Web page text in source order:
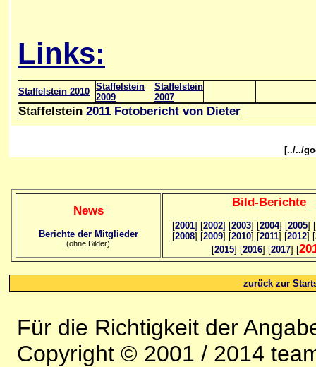
Links:
Staffelstein 2010 Staffelstein
2009
Staffelstein
2007
Staffelstein 2011 Fotobericht von Dieter
[../../
News
Berichte der Mitglieder
(ohne Bilder)
Bild-Berichte
[2001] [2002] [2003] [2004] [2005] [
[2008] [2009] [2010] [2011] [2012] [
[2015] [2016] [2017] [
zurück zur
Für die Richtigkeit der
Copyright © 2001 / 2014